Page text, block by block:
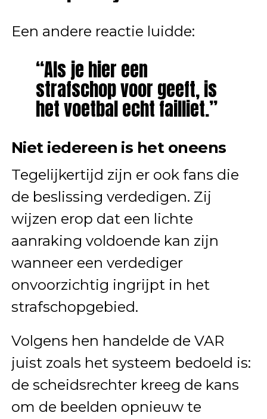
Een andere reactie luidde:
“Als je hier een
strafschop voor geeft, is
het voetbal echt failliet.”
Niet iedereen is het oneens
Tegelijkertijd zijn er ook fans die
de beslissing verdedigen. Zij
wijzen erop dat een lichte
aanraking voldoende kan zijn
wanneer een verdediger
onvoorzichtig ingrijpt in het
strafschopgebied.
Volgens hen handelde de VAR
juist zoals het systeem bedoeld is:
de scheidsrechter kreeg de kans
om de beelden opnieuw te